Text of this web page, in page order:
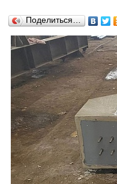
Поделиться…